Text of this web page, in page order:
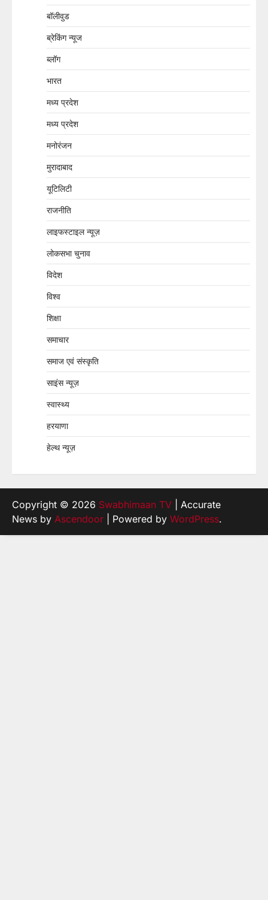
बॉलीवुड
ब्रेकिंग न्यूज
ब्लॉग
भारत
मध्य प्रदेश
मध्य प्रदेश
मनोरंजन
मुरादाबाद
यूटिलिटी
राजनीति
लाइफस्टाइल न्यूज़
लोकसभा चुनाव
विदेश
विश्व
शिक्षा
समाचार
समाज एवं संस्कृति
साइंस न्यूज़
स्वास्थ्य
हरयाणा
हेल्थ न्यूज़
Copyright © 2026 Swabhimaan TV | Accurate
News by Ascendoor | Powered by WordPress.